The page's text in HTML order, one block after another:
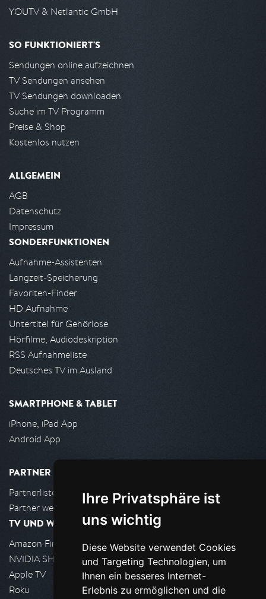
Ihre Privatsphäre ist
uns wichtig
Diese Website verwendet Cookies
und Targeting Technologien, um
Ihnen ein besseres Internet-
Erlebnis zu ermöglichen und die
YOUTV & Netlantic GmbH
SO FUNKTIONIERT'S
Sendungen online aufzeichnen
TV Sendungen ansehen
TV Sendungen downloaden
Suche im TV Programm
Preise & Shop
Kostenlos nutzen
ALLGEMEIN
AGB
Datenschutz
Impressum
SONDERFUNKTIONEN
Aufnahme-Assistenten
Langzeit-Speicherung
Favoriten-Finder
HD Aufnahme
Untertitel für Gehörlose
Hörfilme, Audiodeskription
RSS Aufnahmeliste
Deutsches TV im Ausland
SMARTPHONE & TABLET
iPhone, iPad App
Android App
PARTNER
Partnerliste
Partner werden
TV UND WOHNZIMMER
Amazon FireTV
NVIDIA SHIELD, Google TV
Apple TV
Roku